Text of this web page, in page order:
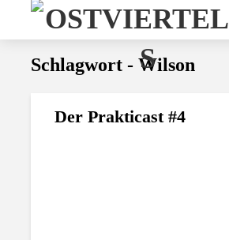
Schlagwort - Wilson
Der Prakticast #4